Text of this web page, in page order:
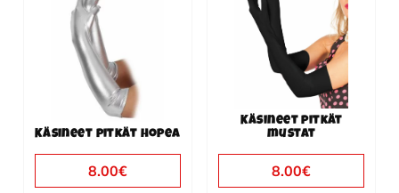
Käsineet pitkät hopea
8.00€
Käsineet pitkät
mustat
8.00€